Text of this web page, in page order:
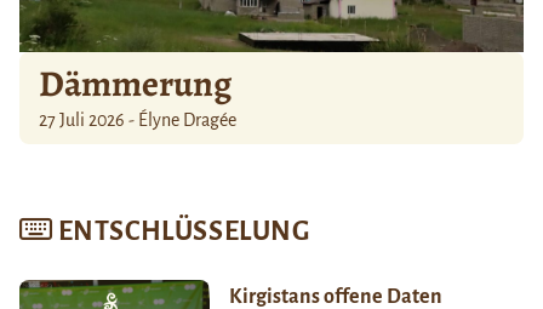
Dämmerung
27 Juli 2026 - Élyne Dragée
ENTSCHLÜSSELUNG
Kirgistans offene Daten